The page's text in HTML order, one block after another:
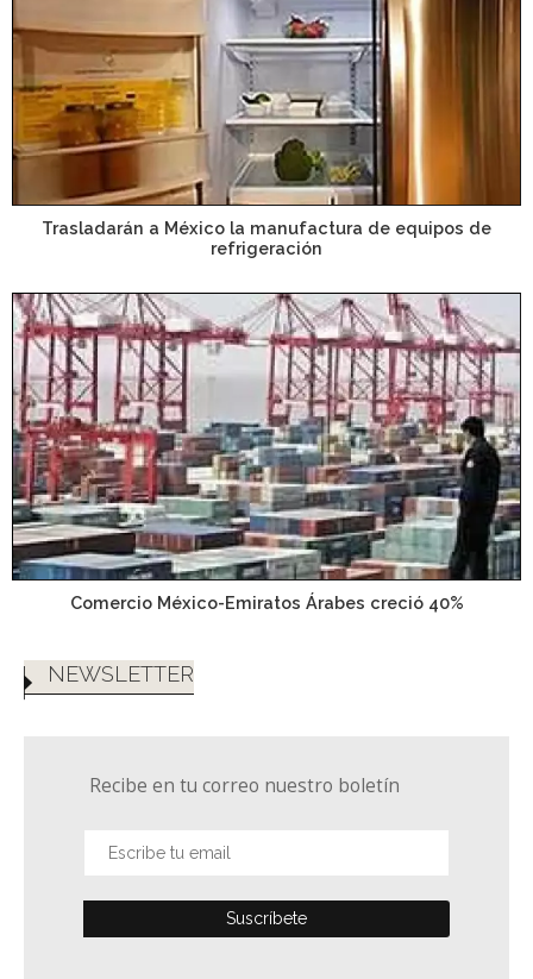
Trasladarán a México la manufactura de equipos de
refrigeración
Comercio México-Emiratos Árabes creció 40%
NEWSLETTER
Recibe en tu correo nuestro boletín